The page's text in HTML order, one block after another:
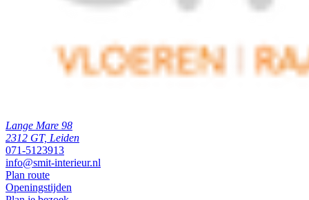
Lange Mare 98
2312 GT, Leiden
071-5123913
info@smit-interieur.nl
Plan route
Openingstijden